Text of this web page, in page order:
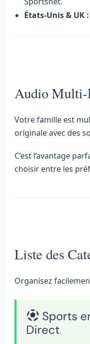
États-Unis & UK :
Audio Multi-
Votre famille est
originale avec des
C’est l’avantage
choisir entre les
Liste des
Organisez
Sports
Direct